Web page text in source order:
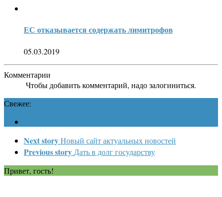
ЕС отказывается содержать лимитрофов
05.03.2019
Комментарии
Чтобы добавить комментарий, надо залогиниться.
Свежее:
Next storyНовый сайт актуальных новостей
Previous story Дать в долг государству
Привет, гость!